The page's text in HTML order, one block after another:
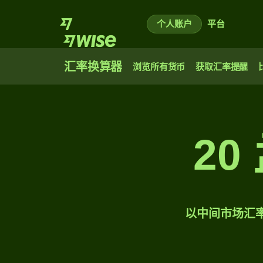
个人账户 平台
汇率换算器 浏览所有货币 获取汇率提醒
20
以中间市场汇